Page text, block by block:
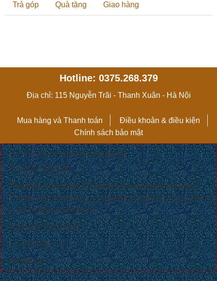
Trả góp Quà tặng Giao hàng
Hotline: 0375.268.379
Địa chỉ: 115 Nguyễn Trãi - Thanh Xuân - Hà Nội
Mua hàng và Thanh toán
Điều khoản & điều kiện
Chính sách bảo mật
A PHP Error was encountered
Severity: Warning
Message: Unknown: Failed to write session data (user).
Please verify that the current setting of session.save_path is
correct (/home/sites/tmp)
Filename: Unknown
Line Number: 0
Backtrace: